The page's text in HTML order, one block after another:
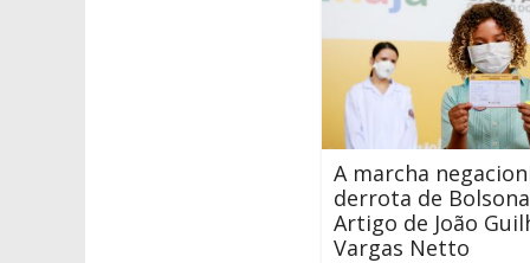
A marcha
derrota de
Artigo de João
Vargas Netto